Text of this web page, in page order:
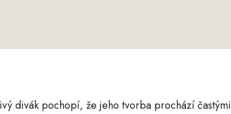
divák pochopí, že jeho tvorba prochází častými